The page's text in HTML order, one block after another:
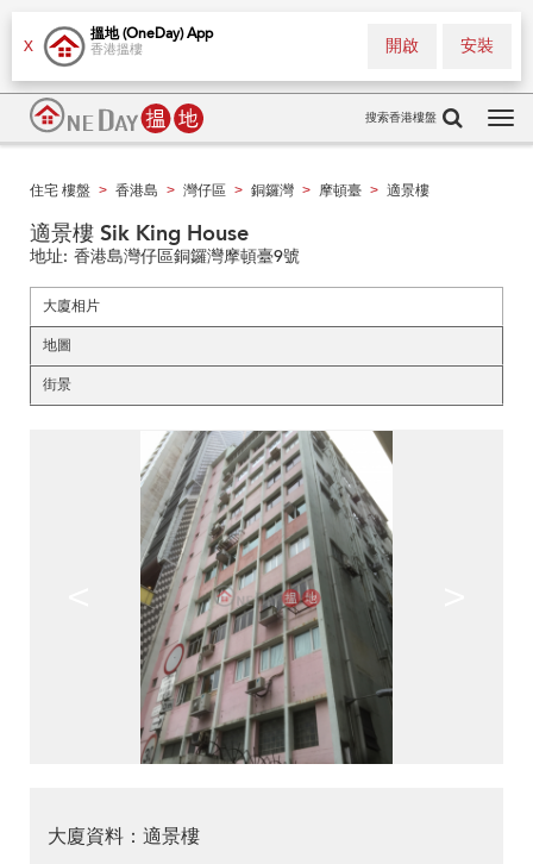
X
搵地 (OneDay) App
香港搵樓 安裝
開啟
搜索香港樓盤
住宅 樓盤 > 香港島 > 灣仔區 > 銅鑼灣 > 摩頓臺 > 適景樓
適景樓 Sik King House
地址: 香港島灣仔區銅鑼灣摩頓臺9號
大廈相片
地圖
街景
大廈資料：適景樓